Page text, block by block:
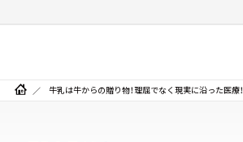
牛乳は牛からの贈り物！理屈でなく現実に沿った医療！